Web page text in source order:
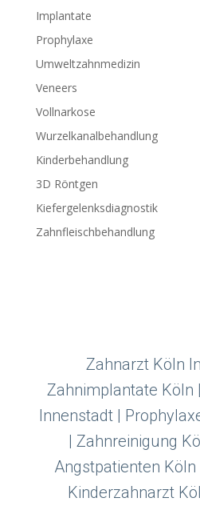
Implantate
Prophylaxe
Umweltzahnmedizin
Veneers
Vollnarkose
Wurzelkanalbehandlung
Kinderbehandlung
3D Röntgen
Kiefergelenksdiagnostik
Zahnfleischbehandlung
Zahnarzt Köln
Zahnimplantate Köln
Innenstadt |
| Zahnreinigung
Angstpatienten Köln
Kinderzahnarzt